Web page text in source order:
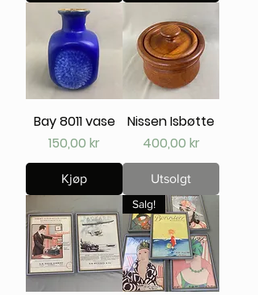
Bay 8011 vase
Pris
150,00 kr
Kjøp
Nissen Isbøtte
Pris
400,00 kr
Utsolgt
Salg!